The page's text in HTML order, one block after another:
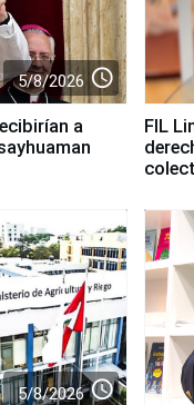
5/8/2026 access_time
a
FIL
5/8/2026 access_time